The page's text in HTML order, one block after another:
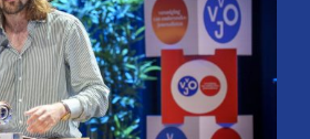
het eigen werk. Dat kost
ook ervaren zij stress en
aangepast of
zelfs niet door.